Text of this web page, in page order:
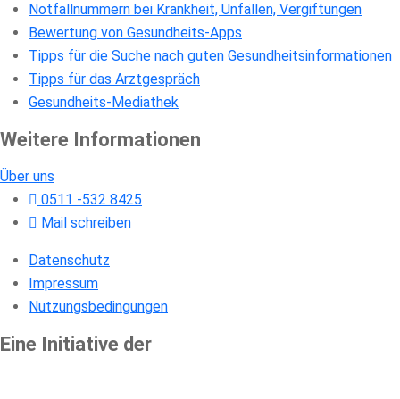
Notfallnummern bei Krankheit, Unfällen, Vergiftungen
Bewertung von Gesundheits-Apps
Tipps für die Suche nach guten Gesundheitsinformationen
Tipps für das Arztgespräch
Gesundheits-Mediathek
Weitere Informationen
Über uns
0511 -532 8425
Mail schreiben
Datenschutz
Impressum
Nutzungsbedingungen
Eine Initiative der